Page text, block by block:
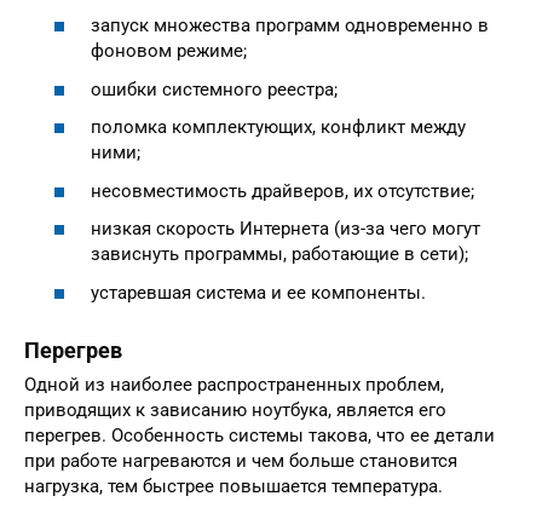
запуск множества программ одновременно в
фоновом режиме;
ошибки системного реестра;
поломка комплектующих, конфликт между
ними;
несовместимость драйверов, их отсутствие;
низкая скорость Интернета (из-за чего могут
зависнуть программы, работающие в сети);
устаревшая система и ее компоненты.
Перегрев
Одной из наиболее распространенных проблем,
приводящих к зависанию ноутбука, является его
перегрев. Особенность системы такова, что ее детали
при работе нагреваются и чем больше становится
нагрузка, тем быстрее повышается температура.